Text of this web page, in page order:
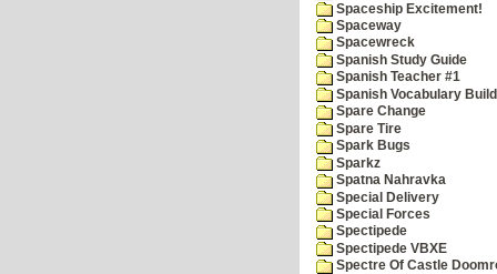
Spaceship Excitement!
Spaceway
Spacewreck
Spanish Study Guide
Spanish Teacher #1
Spanish Vocabulary
Spare Change
Spare Tire
Spark Bugs
Sparkz
Spatna Nahravka
Special Delivery
Special Forces
Spectipede
Spectipede VBXE
Spectre Of Castle